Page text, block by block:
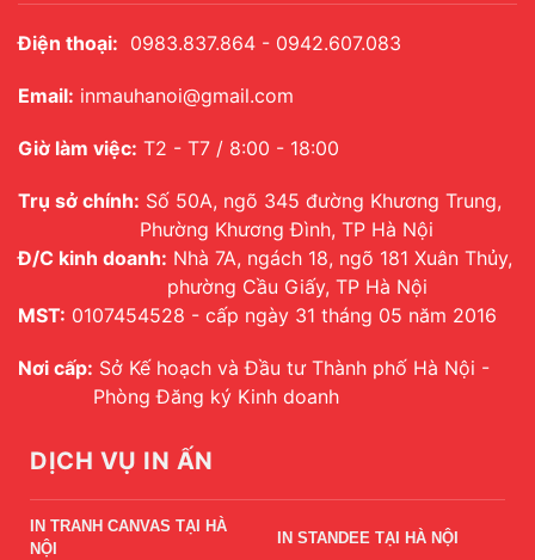
Điện thoại: 0983.837.864 - 0942.607.083
Email: inmauhanoi@gmail.com
Giờ làm việc: T2 - T7 / 8:00 - 18:00
Trụ sở chính: Số 50A, ngõ 345 đường Khương Trung,
Phường Khương Đình, TP Hà Nội
Đ/C kinh doanh: Nhà 7A, ngách 18, ngõ 181 Xuân Thủy,
phường Cầu Giấy, TP Hà Nội
MST: 0107454528 - cấp ngày 31 tháng 05 năm 2016
Nơi cấp: Sở Kế hoạch và Đầu tư Thành phố Hà Nội -
Phòng Đăng ký Kinh doanh
DỊCH VỤ IN ẤN
IN TRANH CANVAS TẠI HÀ
NỘI
IN STANDEE TẠI HÀ NỘI